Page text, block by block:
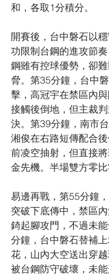
和，各取1分積分。
開賽後，台中磐石以
功限制台鋼的進攻節
鋼雖有控球優勢，卻
脅。第35分鐘，台中
擊，高冠宇在禁區內
接觸後倒地，但主裁
決。第39分鐘，南市
湘俊在右路短傳配合
前凌空抽射，但直接
金先機。半場雙方零比
易邊再戰，第55分鐘
突破下底傳中，禁區
錡起腳攻門，不過未
分鐘，台中磐石替補
花，山內大空送出穿
被台鋼防守破壞，未